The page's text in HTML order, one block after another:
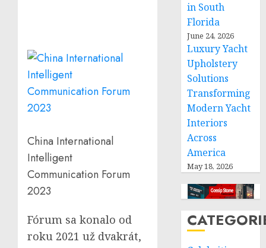
China International
Intelligent
Communication Forum
2023
Fórum sa konalo od
roku 2021 už dvakrát,
in South
Florida
June 24, 2026
Luxury Yacht
Upholstery
Solutions
Transforming
Modern Yacht
Interiors
Across
America
May 18, 2026